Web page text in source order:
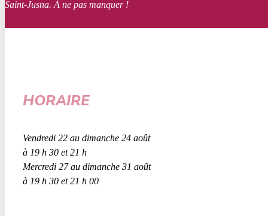
Saint-Jusna. À ne pas manquer !
HORAIRE
Vendredi 22 au dimanche 24 août
à 19 h 30 et 21 h
Mercredi 27 au dimanche 31 août
à 19 h 30 et 21 h 00